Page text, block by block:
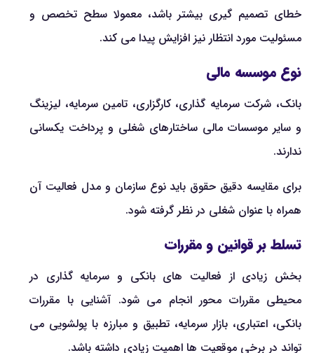
خطای تصمیم گیری بیشتر باشد، معمولا سطح تخصص و
مسئولیت مورد انتظار نیز افزایش پیدا می کند.
نوع موسسه مالی
بانک، شرکت سرمایه گذاری، کارگزاری، تامین سرمایه، لیزینگ
و سایر موسسات مالی ساختارهای شغلی و پرداخت یکسانی
ندارند.
برای مقایسه دقیق حقوق باید نوع سازمان و مدل فعالیت آن
همراه با عنوان شغلی در نظر گرفته شود.
تسلط بر قوانین و مقررات
بخش زیادی از فعالیت های بانکی و سرمایه گذاری در
محیطی مقررات محور انجام می شود. آشنایی با مقررات
بانکی، اعتباری، بازار سرمایه، تطبیق و مبارزه با پولشویی می
تواند در برخی موقعیت ها اهمیت زیادی داشته باشد.